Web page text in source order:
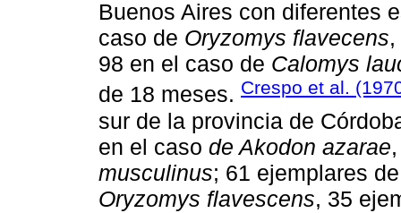
Buenos Aires con diferentes
caso de Oryzomys flavecens
98 en el caso de Calomys
de 18 meses. Crespo et al.
sur de la provincia de
en el caso de Akodon azarae
musculinus; 61 ejemplares
Oryzomys flavescens, 35